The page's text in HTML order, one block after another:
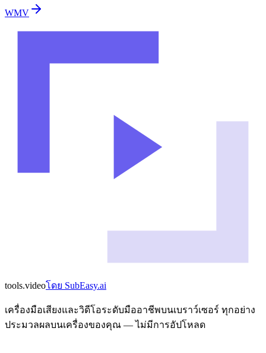
WMV
tools.videoโดย SubEasy.ai
เครื่องมือเสียงและวิดีโอระดับมืออาชีพบนเบราว์เซอร์ ทุกอย่าง
ประมวลผลบนเครื่องของคุณ — ไม่มีการอัปโหลด